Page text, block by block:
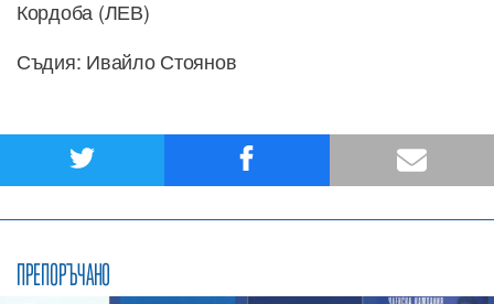
Кордоба (ЛЕВ)
Съдия: Ивайло Стоянов
ПРЕПОРЪЧАНО